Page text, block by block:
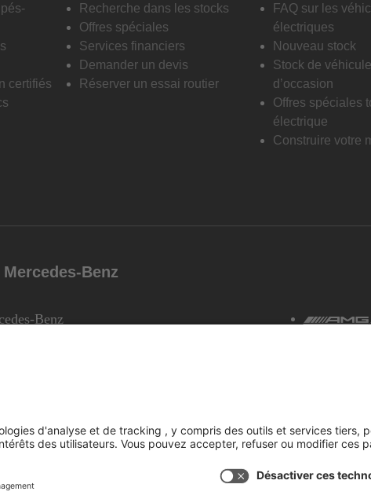
certifiés
Recherche dans les stocks
Offres spéciales
Services financiers
Demander un devis
Réserver un essai routier
FAQ sur les
électriques
Nouveau stock
Stock de
d’occasion
Offres spéciales
électrique
Construire votre
Benz
Benz
Benz Canada Inc.